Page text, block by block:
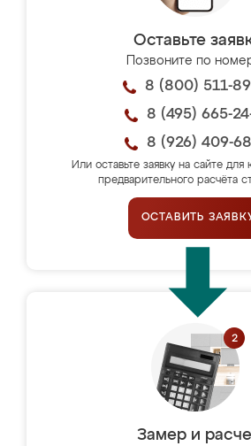
Оставьте
Позвоните по
8 (800) 511-
8 (495) 665-
8 (926) 409-
Или оставьте заявку на сайте для
предварительного расчёта
ОСТАВИТЬ
Замер и